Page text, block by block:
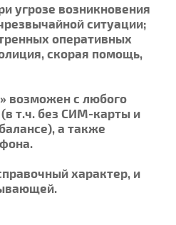
угрозе возникновения
ситуации;
оперативных
скорая помощь,
возможен с любого
т.ч. без СИМ-карты и
а также
характер, и